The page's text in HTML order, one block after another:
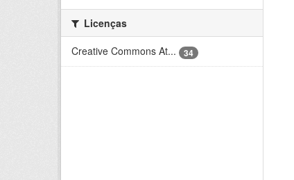
Licenças
Creative Commons At...
34